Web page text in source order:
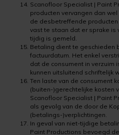
Kunststofstripper
Epoxy Plamuur 2K
Stenen vloer verven
Tegelvloer verven
Vinylvloer verven
Woonkamervloer verven
Scanofloor Specialist | Paint
producten vervangen dan
de desbetreffende
vast te staan dat er sprake is
tijdig is gemeld.
Betaling dient te geschieden
factuurdatum. Het enkel
dat de consument in verzuim
kunnen uitsluitend schriftelijk
Ten laste van de consument
(buiten-)gerechtelijke kosten
Scanofloor Specialist | Paint
als gevolg van de door de
(betalings-)verplichtingen.
In geval van niet-tijdige
Paint Productions bevoegd